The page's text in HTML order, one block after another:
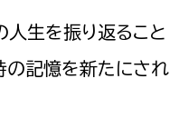
人生を振り返ること
の記憶を新たにされ